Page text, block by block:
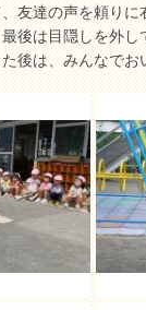
の声を頼りに右
後は目隠しを外し
は、みんなでお